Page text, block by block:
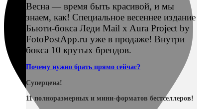
Весна — время быть красивой, и мы
знаем, как! Специальное весеннее издание
Бьюти-бокса Леди Mail x Aura Project by
FotoPostApp.ru уже в продаже! Внутри
бокса 10 крутых брендов.
Почему нужно брать прямо сейчас?
Суперцена!
11 полноразмерных и мини-форматов бестселлеров!